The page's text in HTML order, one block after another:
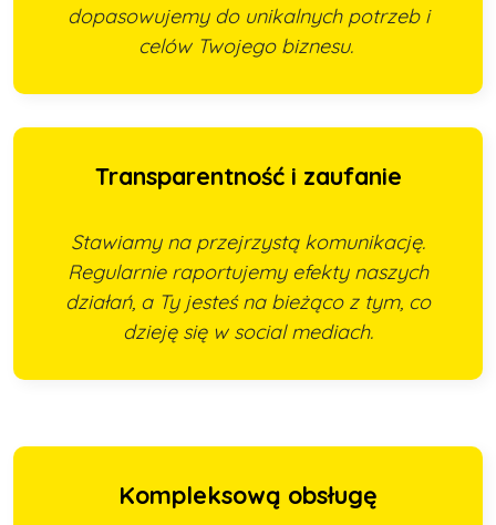
dopasowujemy do unikalnych potrzeb i
celów Twojego biznesu.
Transparentność i zaufanie
Stawiamy na przejrzystą komunikację.
Regularnie raportujemy efekty naszych
działań, a Ty jesteś na bieżąco z tym, co
dzieję się w social mediach.
Kompleksową obsługę